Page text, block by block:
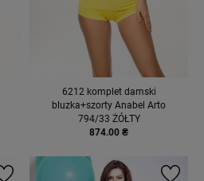
6212 komplet damski
bluzka+szorty Anabel Arto
794/33 ŻÓŁTY
874.00 ₴